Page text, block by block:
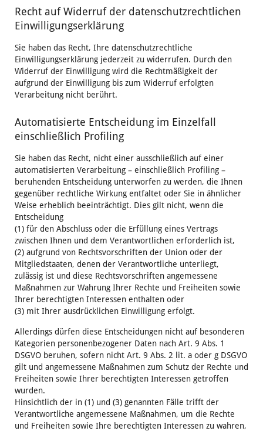
Recht auf Widerruf der datenschutzrechtlichen
Einwilligungserklärung
Sie haben das Recht, Ihre datenschutzrechtliche
Einwilligungserklärung jederzeit zu widerrufen. Durch den
Widerruf der Einwilligung wird die Rechtmäßigkeit der
aufgrund der Einwilligung bis zum Widerruf erfolgten
Verarbeitung nicht berührt.
Automatisierte Entscheidung im Einzelfall
einschließlich Profiling
Sie haben das Recht, nicht einer ausschließlich auf einer
automatisierten Verarbeitung – einschließlich Profiling –
beruhenden Entscheidung unterworfen zu werden, die Ihnen
gegenüber rechtliche Wirkung entfaltet oder Sie in ähnlicher
Weise erheblich beeinträchtigt. Dies gilt nicht, wenn die
Entscheidung
(1) für den Abschluss oder die Erfüllung eines Vertrags
zwischen Ihnen und dem Verantwortlichen erforderlich ist,
(2) aufgrund von Rechtsvorschriften der Union oder der
Mitgliedstaaten, denen der Verantwortliche unterliegt,
zulässig ist und diese Rechtsvorschriften angemessene
Maßnahmen zur Wahrung Ihrer Rechte und Freiheiten sowie
Ihrer berechtigten Interessen enthalten oder
(3) mit Ihrer ausdrücklichen Einwilligung erfolgt.
Allerdings dürfen diese Entscheidungen nicht auf besonderen
Kategorien personenbezogener Daten nach Art. 9 Abs. 1
DSGVO beruhen, sofern nicht Art. 9 Abs. 2 lit. a oder g DSGVO
gilt und angemessene Maßnahmen zum Schutz der Rechte und
Freiheiten sowie Ihrer berechtigten Interessen getroffen
wurden.
Hinsichtlich der in (1) und (3) genannten Fälle trifft der
Verantwortliche angemessene Maßnahmen, um die Rechte
und Freiheiten sowie Ihre berechtigten Interessen zu wahren,